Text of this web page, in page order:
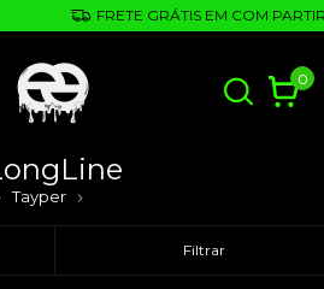
FRETE GRÁTIS EM COM PARTIR
0
Tayper
Filtrar